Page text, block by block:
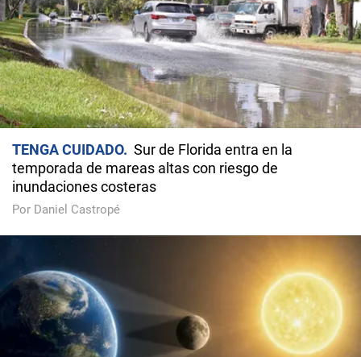
TENGA CUIDADO
Sur de Florida entra en la
temporada de mareas altas con riesgo de
inundaciones costeras
Por Daniel Castropé